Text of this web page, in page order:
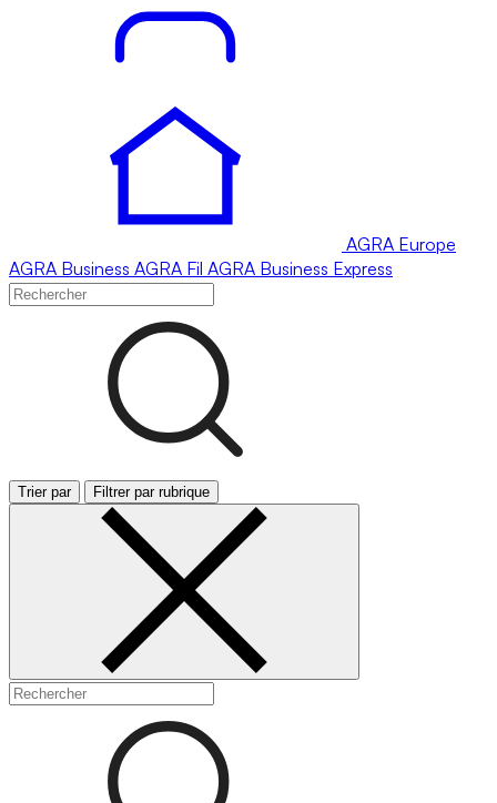
AGRA Europe
AGRA Business AGRA Fil AGRA Business Express
Trier par Filtrer par rubrique